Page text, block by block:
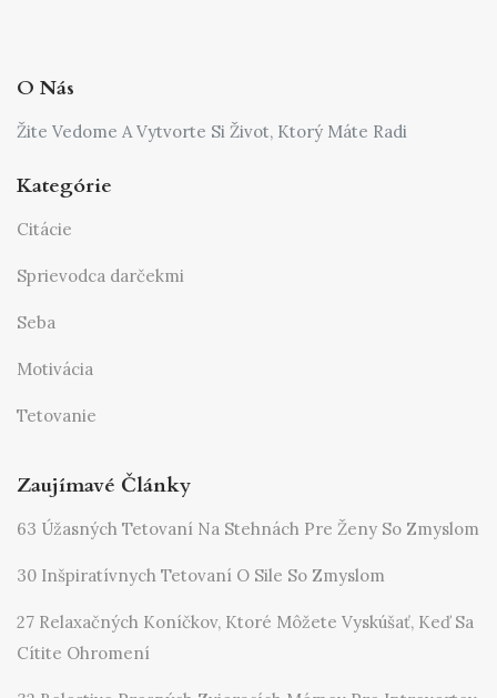
O Nás
Žite Vedome A Vytvorte Si Život, Ktorý Máte Radi
Kategórie
Citácie
Sprievodca darčekmi
Seba
Motivácia
Tetovanie
Zaujímavé Články
63 Úžasných Tetovaní Na Stehnách Pre Ženy So Zmyslom
30 Inšpiratívnych Tetovaní O Sile So Zmyslom
27 Relaxačných Koníčkov, Ktoré Môžete Vyskúšať, Keď Sa
Cítite Ohromení